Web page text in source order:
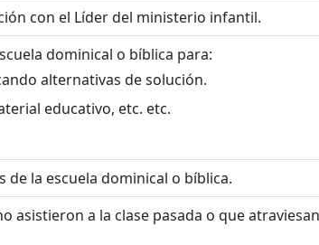
con el Líder del ministerio infantil.
dominical o bíblica para:
alternativas de solución.
educativo, etc. etc.
la escuela dominical o bíblica.
asistieron a la clase pasada o que